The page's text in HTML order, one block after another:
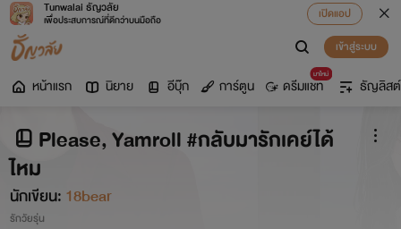
Tunwalai ธัญวลัย
เพื่อประสบการณ์ที่ดีกว่าบนมือถือ
เปิดแอป
เข้าสู่ระบบ
หน้าแรก นิยาย อีบุ๊ก การ์ตูน
มาใหม่
ดรีมแชท ธัญลิสต์
Please, Yamroll #กลับมารักเคย์ได้
ไหม
นักเขียน: 18bear
รักวัยรุ่น